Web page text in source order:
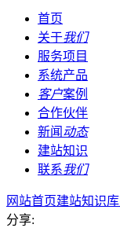
首页
关于我们
服务项目
系统产品
客户案例
合作伙伴
新闻 动态
建站知识
联系我们
网站首页建站知识库
分享: